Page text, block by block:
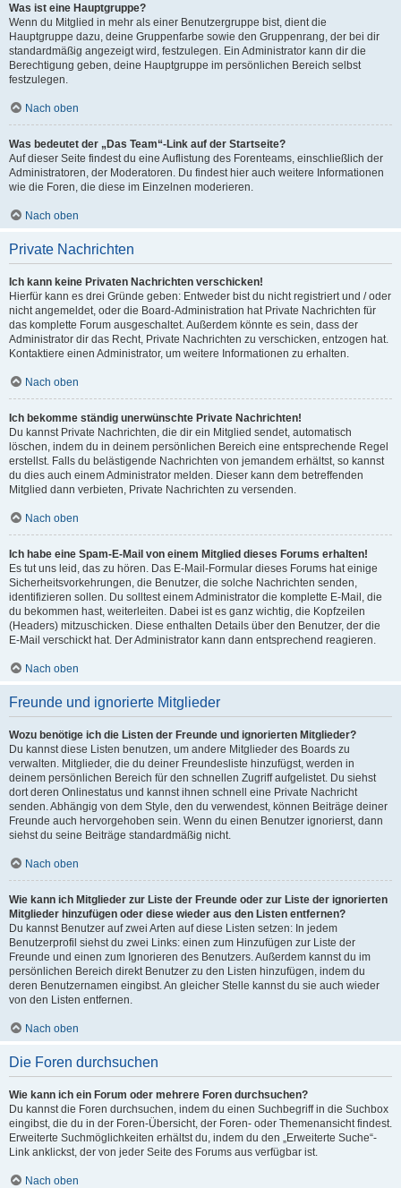
Was ist eine Hauptgruppe?
Wenn du Mitglied in mehr als einer Benutzergruppe bist, dient die
Hauptgruppe dazu, deine Gruppenfarbe sowie den Gruppenrang, der bei dir
standardmäßig angezeigt wird, festzulegen. Ein Administrator kann dir die
Berechtigung geben, deine Hauptgruppe im persönlichen Bereich selbst
festzulegen.
Nach oben
Was bedeutet der „Das Team“-Link auf der Startseite?
Auf dieser Seite findest du eine Auflistung des Forenteams, einschließlich der
Administratoren, der Moderatoren. Du findest hier auch weitere Informationen
wie die Foren, die diese im Einzelnen moderieren.
Nach oben
Private Nachrichten
Ich kann keine Privaten Nachrichten verschicken!
Hierfür kann es drei Gründe geben: Entweder bist du nicht registriert und / oder
nicht angemeldet, oder die Board-Administration hat Private Nachrichten für
das komplette Forum ausgeschaltet. Außerdem könnte es sein, dass der
Administrator dir das Recht, Private Nachrichten zu verschicken, entzogen hat.
Kontaktiere einen Administrator, um weitere Informationen zu erhalten.
Nach oben
Ich bekomme ständig unerwünschte Private Nachrichten!
Du kannst Private Nachrichten, die dir ein Mitglied sendet, automatisch
löschen, indem du in deinem persönlichen Bereich eine entsprechende Regel
erstellst. Falls du belästigende Nachrichten von jemandem erhältst, so kannst
du dies auch einem Administrator melden. Dieser kann dem betreffenden
Mitglied dann verbieten, Private Nachrichten zu versenden.
Nach oben
Ich habe eine Spam-E-Mail von einem Mitglied dieses Forums erhalten!
Es tut uns leid, das zu hören. Das E-Mail-Formular dieses Forums hat einige
Sicherheitsvorkehrungen, die Benutzer, die solche Nachrichten senden,
identifizieren sollen. Du solltest einem Administrator die komplette E-Mail, die
du bekommen hast, weiterleiten. Dabei ist es ganz wichtig, die Kopfzeilen
(Headers) mitzuschicken. Diese enthalten Details über den Benutzer, der die
E-Mail verschickt hat. Der Administrator kann dann entsprechend reagieren.
Nach oben
Freunde und ignorierte Mitglieder
Wozu benötige ich die Listen der Freunde und ignorierten Mitglieder?
Du kannst diese Listen benutzen, um andere Mitglieder des Boards zu
verwalten. Mitglieder, die du deiner Freundesliste hinzufügst, werden in
deinem persönlichen Bereich für den schnellen Zugriff aufgelistet. Du siehst
dort deren Onlinestatus und kannst ihnen schnell eine Private Nachricht
senden. Abhängig von dem Style, den du verwendest, können Beiträge deiner
Freunde auch hervorgehoben sein. Wenn du einen Benutzer ignorierst, dann
siehst du seine Beiträge standardmäßig nicht.
Nach oben
Wie kann ich Mitglieder zur Liste der Freunde oder zur Liste der ignorierten
Mitglieder hinzufügen oder diese wieder aus den Listen entfernen?
Du kannst Benutzer auf zwei Arten auf diese Listen setzen: In jedem
Benutzerprofil siehst du zwei Links: einen zum Hinzufügen zur Liste der
Freunde und einen zum Ignorieren des Benutzers. Außerdem kannst du im
persönlichen Bereich direkt Benutzer zu den Listen hinzufügen, indem du
deren Benutzernamen eingibst. An gleicher Stelle kannst du sie auch wieder
von den Listen entfernen.
Nach oben
Die Foren durchsuchen
Wie kann ich ein Forum oder mehrere Foren durchsuchen?
Du kannst die Foren durchsuchen, indem du einen Suchbegriff in die Suchbox
eingibst, die du in der Foren-Übersicht, der Foren- oder Themenansicht findest.
Erweiterte Suchmöglichkeiten erhältst du, indem du den „Erweiterte Suche“-
Link anklickst, der von jeder Seite des Forums aus verfügbar ist.
Nach oben